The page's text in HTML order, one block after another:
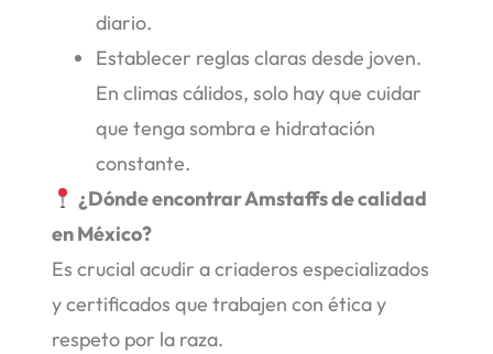
diario.
Establecer reglas claras desde joven.
En climas cálidos, solo hay que cuidar
que tenga sombra e hidratación
constante.
¿Dónde encontrar Amstaffs de calidad
en México?
Es crucial acudir a criaderos especializados
y certificados que trabajen con ética y
respeto por la raza.